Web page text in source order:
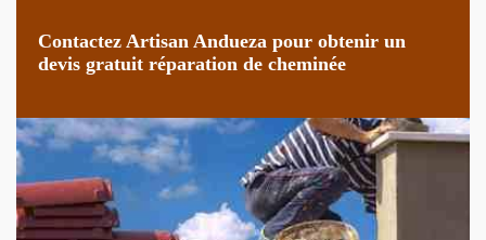
Contactez Artisan Andueza pour obtenir un
devis gratuit réparation de cheminée